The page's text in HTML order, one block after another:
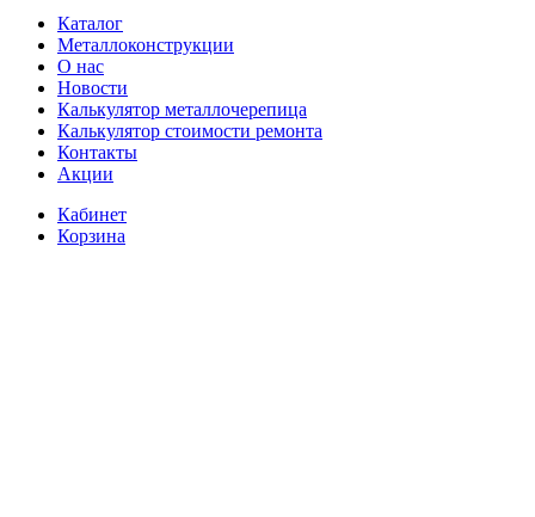
Каталог
Металлоконструкции
О нас
Новости
Калькулятор металлочерепица
Калькулятор стоимости ремонта
Контакты
Акции
Кабинет
Корзина